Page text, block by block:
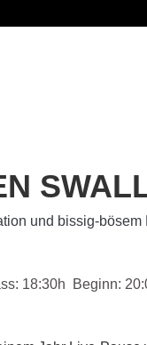
und bissig-bösem
18:30h Beginn: